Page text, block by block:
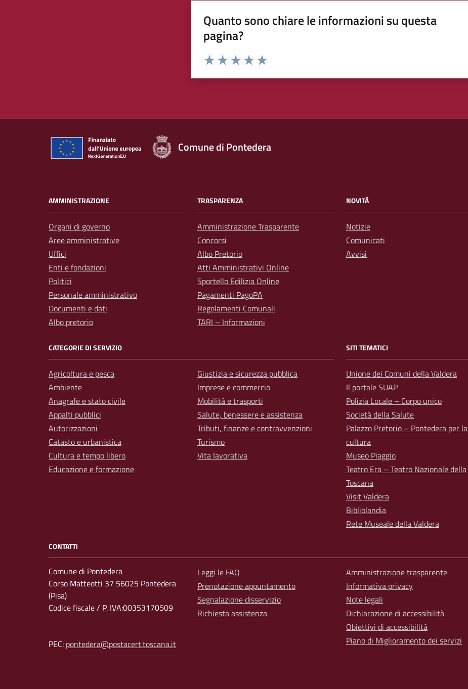
Quanto sono chiare le informazioni su questa
pagina?
Rating:
Comune di Pontedera
AMMINISTRAZIONE
Organi di governo
Aree amministrative
Uffici
Enti e fondazioni
Politici
Personale amministrativo
Documenti e dati
Albo pretorio
TRASPARENZA
Amministrazione Trasparente
Concorsi
Albo Pretorio
Atti Amministrativi Online
Sportello Edilizia Online
Pagamenti PagoPA
Regolamenti Comunali
TARI – Informazioni
NOVITÀ
Notizie
Comunicati
Avvisi
CATEGORIE DI SERVIZIO
Agricoltura e pesca
Ambiente
Anagrafe e stato civile
Appalti pubblici
Autorizzazioni
Catasto e urbanistica
Cultura e tempo libero
Educazione e formazione
Giustizia e sicurezza pubblica
Imprese e commercio
Mobilità e trasporti
Salute, benessere e assistenza
Tributi, finanze e contravvenzioni
Turismo
Vita lavorativa
SITI TEMATICI
Unione dei Comuni della Valdera
Il portale SUAP
Polizia Locale – Corpo unico
Società della Salute
Palazzo Pretorio – Pontedera per la
cultura
Museo Piaggio
Teatro Era – Teatro Nazionale della
Toscana
Visit Valdera
Bibliolandia
Rete Museale della Valdera
CONTATTI
Comune di Pontedera
Corso Matteotti 37 56025 Pontedera
(Pisa)
Codice fiscale / P. IVA:00353170509
PEC: pontedera@postacert.toscana.it
Leggi le FAQ
Prenotazione appuntamento
Segnalazione disservizio
Richiesta assistenza
Amministrazione trasparente
Informativa privacy
Note legali
Dichiarazione di accessibilità
Obiettivi di accessibilità
Piano di Miglioramento dei servizi